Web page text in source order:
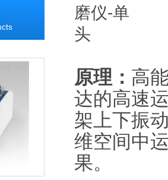
原理： 高
达的高速
架上下振
维空间中
果。